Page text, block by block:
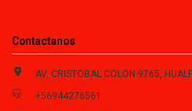
Contactanos
AV. CRISTOBAL COLON 9765,
+56944276561